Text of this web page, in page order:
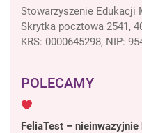
Stowarzyszenie Edukacji
Skrytka pocztowa 2541,
KRS: 0000645298, NIP:
POLECAMY
FeliaTest –